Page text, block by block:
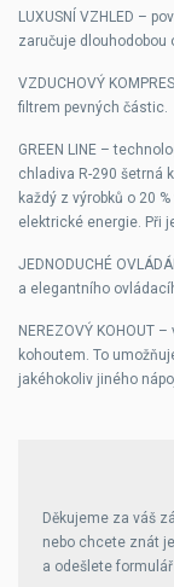
LUXUSNÍ VZHLED –
zaručuje dlouhodobou
VZDUCHOVÝ
filtrem pevných částic.
GREEN LINE –
chladiva R-290 šetrná
každý z výrobků o 20
elektrické energie. Při
JEDNODUCHÉ
a elegantního
NEREZOVÝ KOHOUT
kohoutem. To
jakéhokoliv jiného
Děkujeme za váš
nebo chcete znát
a odešlete